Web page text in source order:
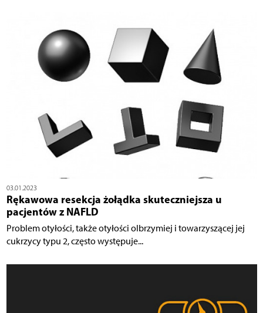
03.01.2023
Rękawowa resekcja żołądka skuteczniejsza u
pacjentów z NAFLD
Problem otyłości, także otyłości olbrzymiej i towarzyszącej jej
cukrzycy typu 2, często występuje...